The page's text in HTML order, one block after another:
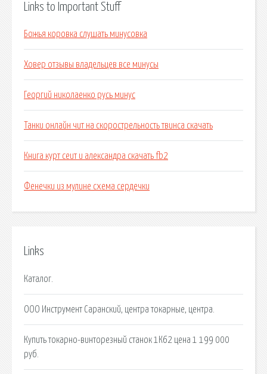
Links to Important Stuff
Божья коровка слушать минусовка
Ховер отзывы владельцев все минусы
Георгий николаенко русь минус
Танки онлайн чит на скорострельность твинса скачать
Книга курт сеит и александра скачать fb2
Фенечки из мулине схема сердечки
Links
Каталог.
ООО Инструмент Саранский, центра токарные, центра.
Купить токарно-винторезный станок 1К62 цена 1 199 000
руб.